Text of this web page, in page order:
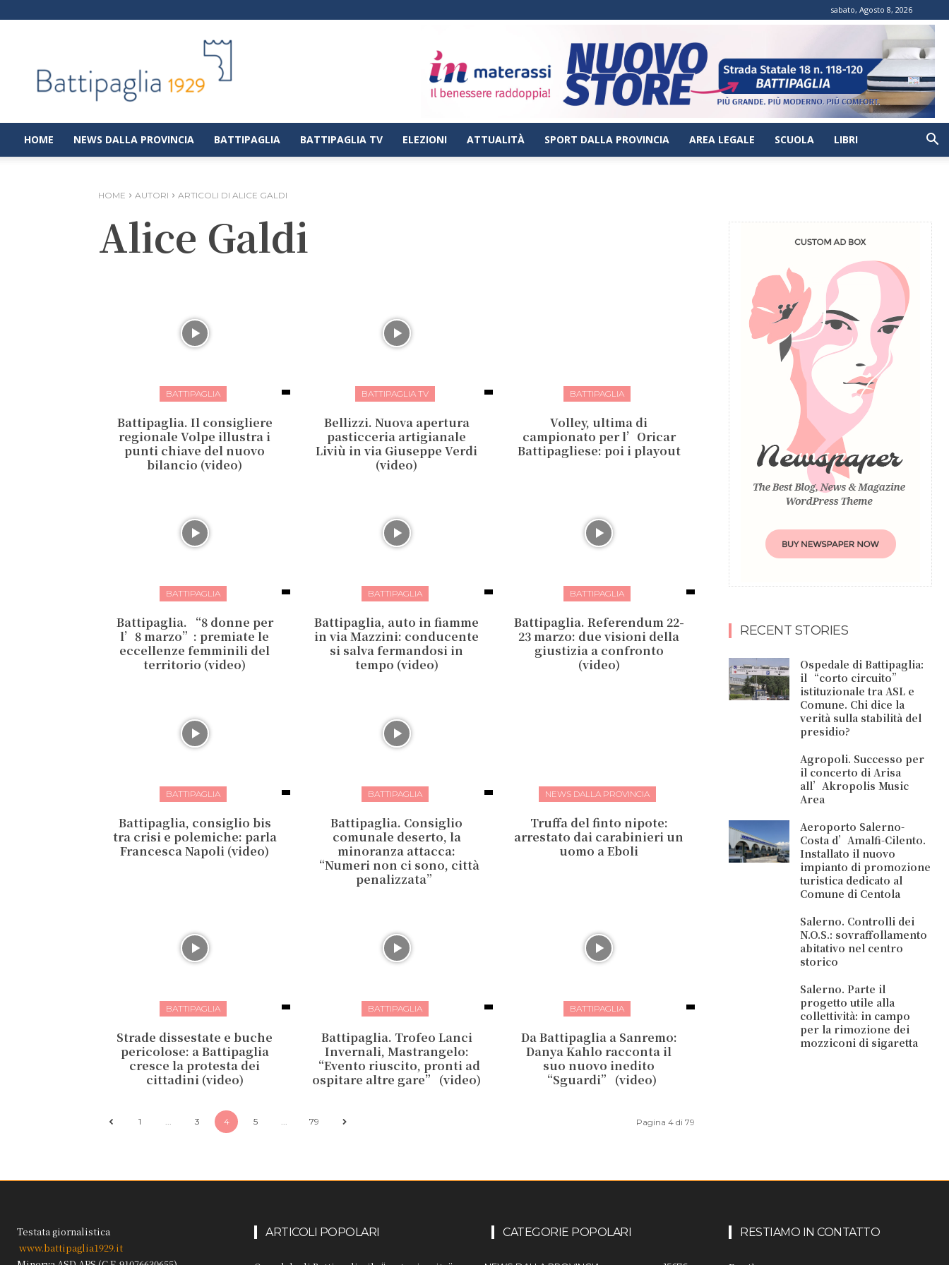
sabato, Agosto 8, 2026
|
Notizie
dalla
città
di
HOME NEWS DALLA PROVINCIA BATTIPAGLIA BATTIPAGLIA TV ELEZIONI ATTUALITÀ SPORT DALLA PROVINCIA AREA LEGALE SCUOLA LIBRI
HOME AUTORI ARTICOLI DI ALICE GALDI
Alice Galdi
BATTIPAGLIA
Battipaglia. Il consigliere
regionale Volpe illustra i
punti chiave del nuovo
bilancio (video)
BATTIPAGLIA TV
Bellizzi. Nuova apertura
pasticceria artigianale
Liviù in via Giuseppe Verdi
(video)
BATTIPAGLIA
Volley, ultima di
campionato per l’Oricar
Battipagliese: poi i playout
BATTIPAGLIA
Battipaglia. “8 donne per
l’8 marzo”: premiate le
eccellenze femminili del
territorio (video)
BATTIPAGLIA
Battipaglia, auto in fiamme
in via Mazzini: conducente
si salva fermandosi in
tempo (video)
BATTIPAGLIA
Battipaglia. Referendum 22-
23 marzo: due visioni della
giustizia a confronto
(video)
BATTIPAGLIA
Battipaglia, consiglio bis
tra crisi e polemiche: parla
Francesca Napoli (video)
BATTIPAGLIA
Battipaglia. Consiglio
comunale deserto, la
minoranza attacca:
“Numeri non ci sono, città
penalizzata”
NEWS DALLA PROVINCIA
Truffa del finto nipote:
arrestato dai carabinieri un
uomo a Eboli
BATTIPAGLIA
Strade dissestate e buche
pericolose: a Battipaglia
cresce la protesta dei
cittadini (video)
BATTIPAGLIA
Battipaglia. Trofeo Lanci
Invernali, Mastrangelo:
“Evento riuscito, pronti ad
ospitare altre gare” (video)
BATTIPAGLIA
Da Battipaglia a Sanremo:
Danya Kahlo racconta il
suo nuovo inedito
“Sguardi” (video)
1 3 4 5 79 Pagina 4 di 79
RECENT STORIES
Ospedale di Battipaglia:
il “corto circuito”
istituzionale tra ASL e
Comune. Chi dice la
verità sulla stabilità del
presidio?
Agropoli. Successo per
il concerto di Arisa
all’Akropolis Music
Area
Aeroporto Salerno-
Costa d’Amalfi-Cilento.
Installato il nuovo
impianto di promozione
turistica dedicato al
Comune di Centola
Salerno. Controlli dei
N.O.S.: sovraffollamento
abitativo nel centro
storico
Salerno. Parte il
progetto utile alla
collettività: in campo
per la rimozione dei
mozziconi di sigaretta
Testata giornalistica
www.battipaglia1929.it
ARTICOLI POPOLARI CATEGORIE POPOLARI RESTIAMO IN CONTATTO